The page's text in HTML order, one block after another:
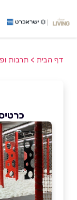
דף הבית > תרבות